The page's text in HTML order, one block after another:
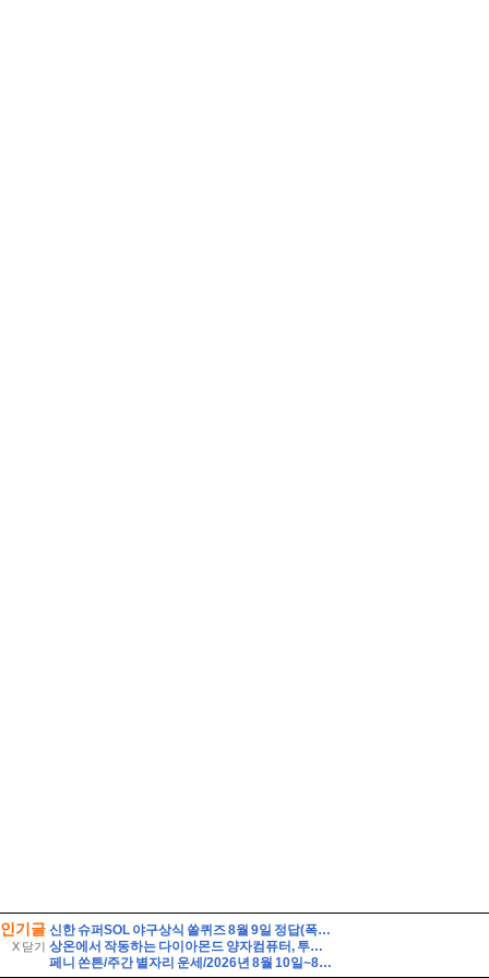
인기글
X 닫기
신한 슈퍼SOL 야구상식 쏠퀴즈 8월 9일 정답(폭염으로 인한 경기 취소로 2026 신한 SOL KBO 리그 가을 일정에 부담이 커졌습니다. KBO 정규시즌 한 팀당 치르는 경수는 총 몇 경기 일까요?)
상온에서 작동하는 다이아몬드 양자컴퓨터, 투자자는 무엇을 봐야 할까?
페니 쏜튼/주간 별자리 운세/2026년 8월 10일~8월 16일/쌍둥이·게·사자·처녀자리